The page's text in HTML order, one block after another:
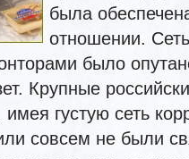
была
отношении.
было
Крупные
густую сеть
совсем не были